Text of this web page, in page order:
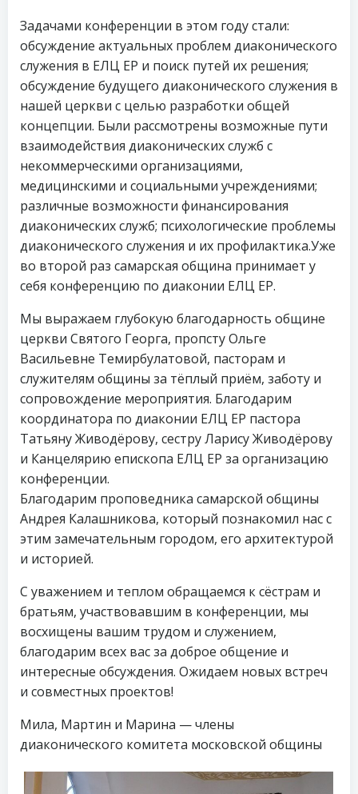
Задачами конференции в этом году стали:
обсуждение актуальных проблем диаконического
служения в ЕЛЦ ЕР и поиск путей их решения;
обсуждение будущего диаконического служения в
нашей церкви с целью разработки общей
концепции. Были рассмотрены возможные пути
взаимодействия диаконических служб с
некоммерческими организациями,
медицинскими и социальными учреждениями;
различные возможности финансирования
диаконических служб; психологические проблемы
диаконического служения и их профилактика.Уже
во второй раз самарская община принимает у
себя конференцию по диаконии ЕЛЦ ЕР.
Мы выражаем глубокую благодарность общине
церкви Святого Георга, пропсту Ольге
Васильевне Темирбулатовой, пасторам и
служителям общины за тёплый приём, заботу и
сопровождение мероприятия. Благодарим
координатора по диаконии ЕЛЦ ЕР пастора
Татьяну Живодёрову, сестру Ларису Живодёрову
и Канцелярию епископа ЕЛЦ ЕР за организацию
конференции.
Благодарим проповедника самарской общины
Андрея Калашникова, который познакомил нас с
этим замечательным городом, его архитектурой
и историей.
С уважением и теплом обращаемся к сёстрам и
братьям, участвовавшим в конференции, мы
восхищены вашим трудом и служением,
благодарим всех вас за доброе общение и
интересные обсуждения. Ожидаем новых встреч
и совместных проектов!
Мила, Мартин и Марина — члены
диаконического комитета московской общины